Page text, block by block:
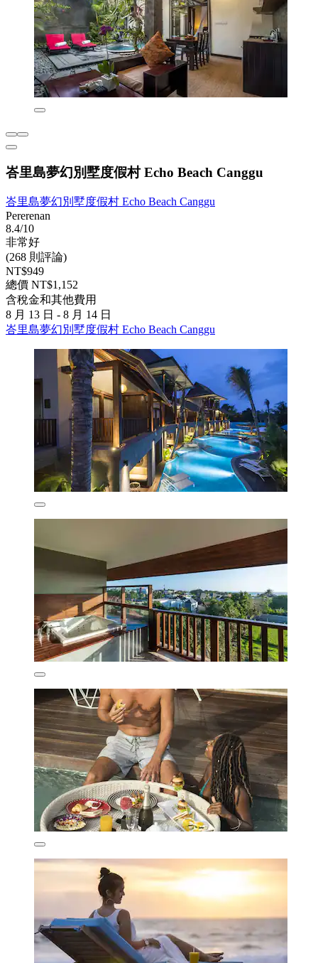
峇里島夢幻別墅度假村 Echo Beach Canggu
峇里島夢幻別墅度假村 Echo Beach Canggu
Pererenan
8.4/10
非常好
(268 則評論)
NT$949
總價 NT$1,152
含稅金和其他費用
8 月 13 日 - 8 月 14 日
峇里島夢幻別墅度假村 Echo Beach Canggu